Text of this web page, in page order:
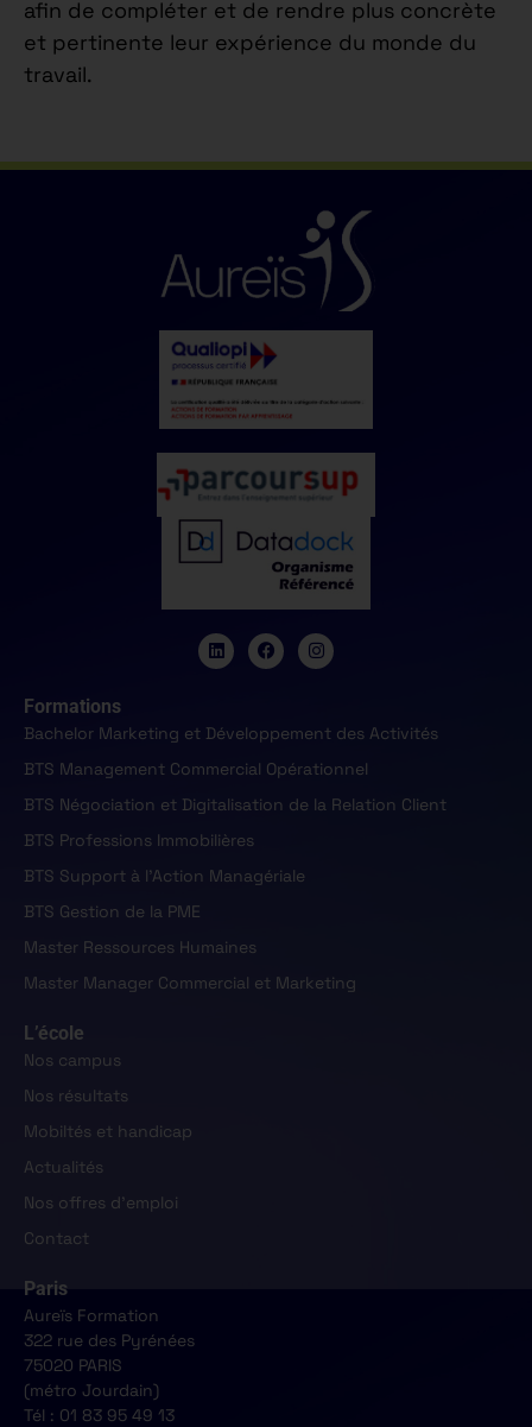
afin de compléter et de rendre plus concrète
et pertinente leur expérience du monde du
travail.
Formations
Bachelor Marketing et Développement des Activités
BTS Management Commercial Opérationnel
BTS Négociation et Digitalisation de la Relation Client
BTS Professions Immobilières
BTS Support à l'Action Managériale
BTS Gestion de la PME
Master Ressources Humaines
Master Manager Commercial et Marketing
L’école
Nos campus
Nos résultats
Mobiltés et handicap
Actualités
Nos offres d'emploi
Contact
Paris
Aureïs Formation
322 rue des Pyrénées
75020 PARIS
(métro Jourdain)
Tél : 01 83 95 49 13